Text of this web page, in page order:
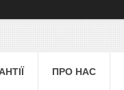
ПРО НАС